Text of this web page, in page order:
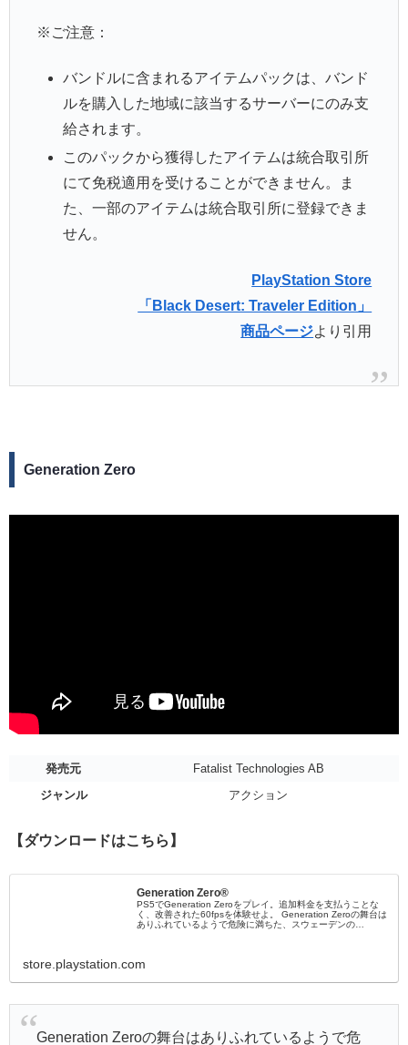
※ご注意：
バンドルに含まれるアイテムパックは、バンド
ルを購入した地域に該当するサーバーにのみ支
給されます。
このパックから獲得したアイテムは統合取引所
にて免税適用を受けることができません。ま
た、一部のアイテムは統合取引所に登録できま
せん。
PlayStation Store
「Black Desert: Traveler Edition」
商品ページより引用
Generation Zero
発売元
Fatalist Technologies AB
ジャンル
アクション
【ダウンロードはこちら】
Generation Zero®
PS5でGeneration Zeroをプレイ。追加料金を支払うことな
く、改善された60fpsを体験せよ。 Generation Zeroの舞台は
ありふれているようで危険に満ちた、スウェーデンの
store.playstation.com
Generation Zeroの舞台はありふれているようで危